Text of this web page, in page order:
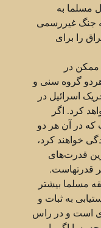
مسلما به
جنگ غیررسمی
را برای
در
هردو گروه سنی و
اسرائیل در
کرد. اگر
که در آن هر دو
خواهند کرد،
قدرت‌های
قدرتهاست.
مسلما بیشتر
به ثبات و
است و در راس